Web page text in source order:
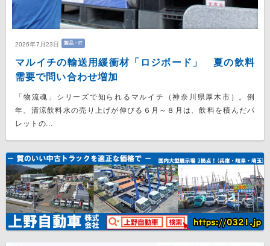
2026年7月23日 製品・IT
マルイチの輸送用緩衝材「ロジボード」 夏の飲料
需要で問い合わせ増加
「物流魂」シリーズで知られるマルイチ（神奈川県厚木市）。例
年、清涼飲料水の売り上げが伸びる６月～８月は、飲料を積んだパ
レットの...